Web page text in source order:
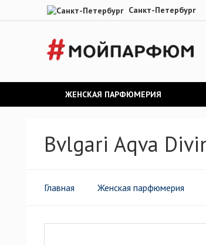
Санкт-Петербург
ЖЕНСКАЯ ПАРФЮМЕРИЯ
Bvlgari Aqva
Главная Женская парфюмерия